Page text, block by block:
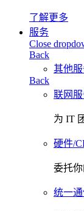
了解更多
服务
Close
Back
其他
Back
联网
为 IT
硬件/
委托
统一